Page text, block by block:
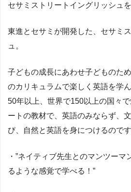
セサミストリートイングリッシュ
東進とセサミが開発した、セサミ
ュ。
子どもの成長にあわせ子どものた
のカリキュラムで楽しく英語を学
50年以上、世界で150以上の国々
ートの教材で、英語のみならず、
び、自然と英語を身につけるので
・”ネイティブ先生とのマンツーマ
るような感覚で学べる！”